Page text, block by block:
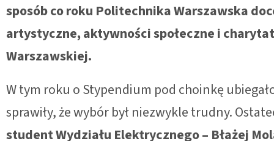
sposób co roku Politechnika Warszawska
artystyczne, aktywności społeczne i
Warszawskiej.
W tym roku o Stypendium pod choinkę
sprawiły, że wybór był niezwykle trudny.
student Wydziału Elektrycznego – Błażej